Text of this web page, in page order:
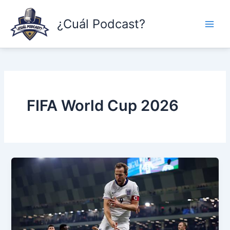
content
¿Cuál Podcast?
FIFA World Cup 2026